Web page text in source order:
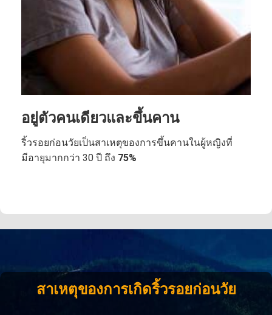
อยู่ตัวคนเดียวและขึ้นคาน
ริ้วรอยก่อนวัยเป็นสาเหตุของการขึ้นคานในผู้หญิงที่
มีอายุมากกว่า 30 ปี ถึง 75%
สาเหตุของการเกิดริ้วรอยก่อนวัย